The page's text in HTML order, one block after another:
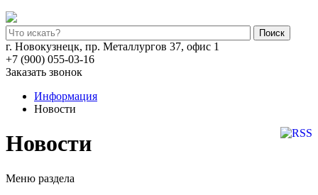
Поиск
г. Новокузнецк, пр. Металлургов 37, офис 1
+7 (900) 055-03-16
Заказать звонок
Информация
Новости
Новости
Меню раздела